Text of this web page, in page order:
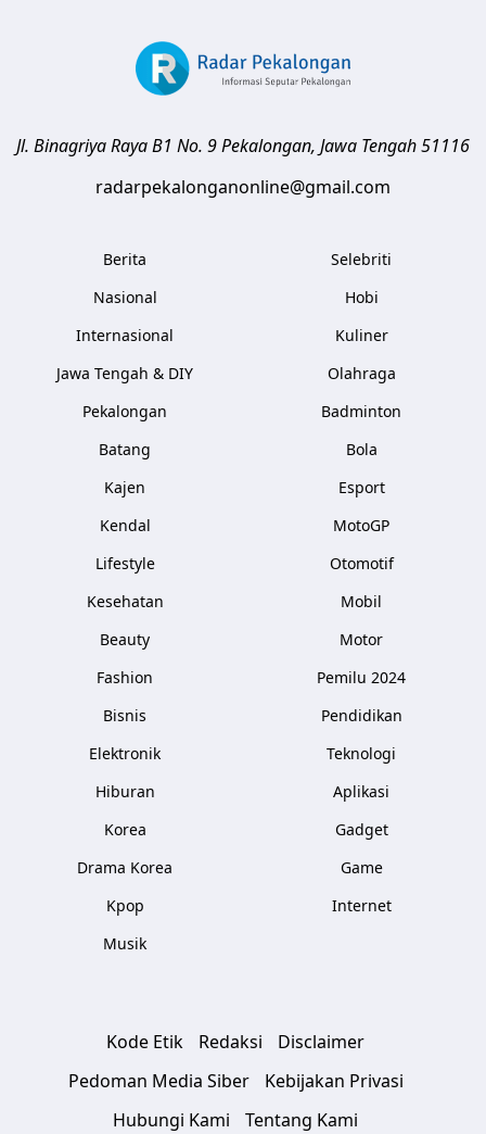
Jl. Binagriya Raya B1 No. 9Pekalongan, Jawa Tengah51116
radarpekalonganonline@gmail.com
Berita
Nasional
Internasional
Jawa Tengah & DIY
Pekalongan
Batang
Kajen
Kendal
Lifestyle
Kesehatan
Beauty
Fashion
Bisnis
Elektronik
Hiburan
Korea
Drama Korea
Kpop
Musik
Selebriti
Hobi
Kuliner
Olahraga
Badminton
Bola
Esport
MotoGP
Otomotif
Mobil
Motor
Pemilu 2024
Pendidikan
Teknologi
Aplikasi
Gadget
Game
Internet
Kode Etik Redaksi
Disclaimer
Pedoman Media Siber
Kebijakan Privasi
Hubungi Kami
Tentang Kami